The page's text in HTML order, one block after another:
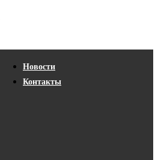
Новости
Контакты